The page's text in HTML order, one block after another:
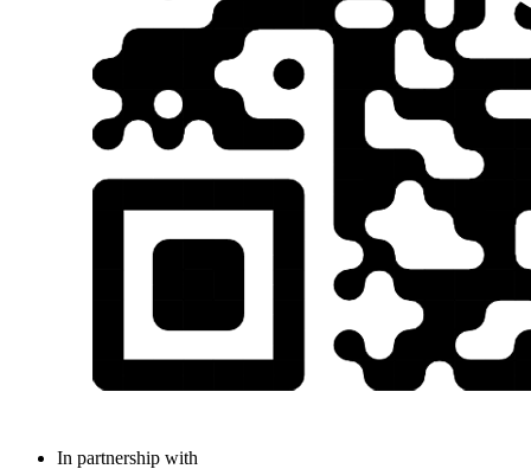
In partnership with